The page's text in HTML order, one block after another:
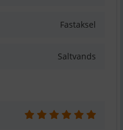
Fastaksel
Saltvands